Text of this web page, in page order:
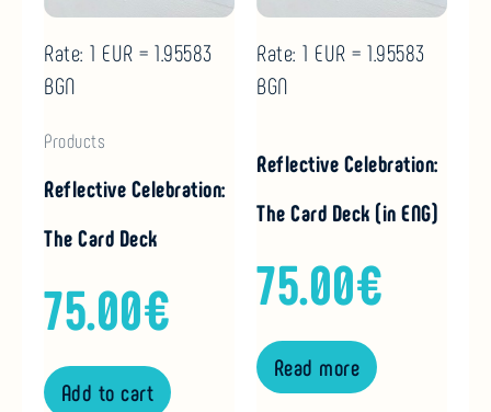
Rate: 1 EUR = 1.95583
BGN
Products
Reflective Celebration:
The Card Deck
75.00€
Add to cart
Rate: 1 EUR = 1.95583
BGN
Reflective Celebration:
The Card Deck (in ENG)
75.00€
Read more